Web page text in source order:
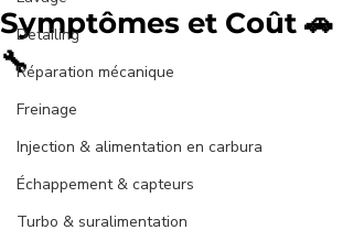
Detailing
Réparation mécanique
Freinage
Injection & alimentation en carbura
Échappement & capteurs
Turbo & suralimentation
Symptômes et Coût 🚗
🔧